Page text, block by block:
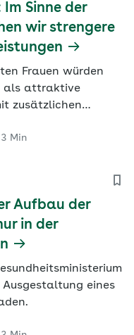
Sinne der
wir strengere
Frauen würden
als attraktive
zusätzlichen
Dr.
3 Min
Aufbau der
in der
eines